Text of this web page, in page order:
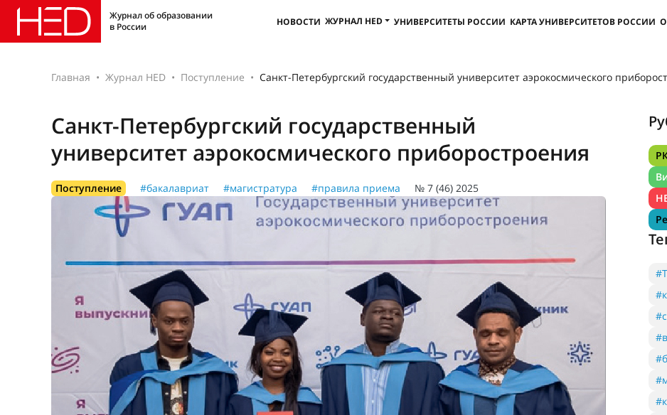
Журнал об образовании
в России
НОВОСТИ ЖУРНАЛ HED УНИВЕРСИТЕТЫ РОССИИ КАРТА УНИВЕРСИТЕТОВ РОССИИ
Главная Журнал HED Поступление Санкт-Петербургский государственный университет аэрокосмического
Санкт-Петербургский государственный
университет аэрокосмического приборостроения
Поступление #бакалавриат #магистратура #правила приема № 7 (46) 2025